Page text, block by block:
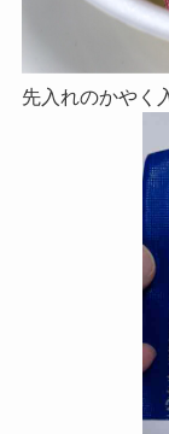
先入れのかやく